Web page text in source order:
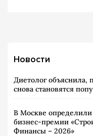
Новости
Диетолог объяснила,
снова становятся
В Москве
бизнес-премии
Финансы – 2026»